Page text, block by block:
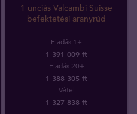
1 unciás Valcambi Suisse
befektetési aranyrúd
Eladás 1+
1 391 009 ft
Eladás 20+
1 388 305 ft
Vétel
1 327 838 ft